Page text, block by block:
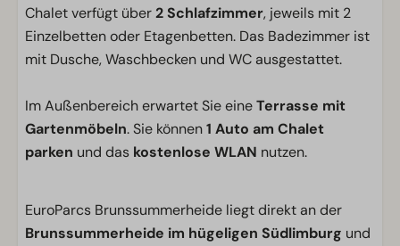
Chalet verfügt über2 Schlafzimmer, jeweils mit 2
Einzelbetten oder Etagenbetten. Das Badezimmer ist
mit Dusche, Waschbecken und WC ausgestattet.
Im Außenbereich erwartet Sie eineTerrasse mit
Gartenmöbeln. Sie können1 Auto am Chalet
parken und das kostenlose WLAN nutzen.
EuroParcs Brunssummerheide liegt direkt an der
Brunssummerheide im hügeligen Südlimburg und